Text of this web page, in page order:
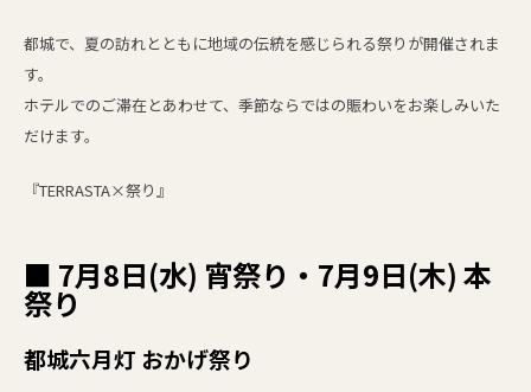
都城で、夏の訪れとともに地域の伝統を感じられる祭りが開催されま
す。
ホテルでのご滞在とあわせて、季節ならではの賑わいをお楽しみいた
だけます。
『TERRASTA×祭り』
■ 7月8日(水) 宵祭り・7月9日(木) 本
祭り
都城六月灯 おかげ祭り